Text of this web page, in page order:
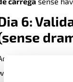
6:
és un dels
per primera